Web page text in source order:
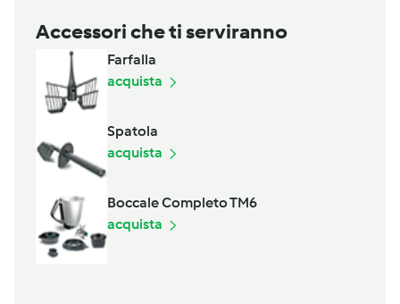
Accessori che ti serviranno
Farfalla
acquista
Spatola
acquista
Boccale Completo TM6
acquista